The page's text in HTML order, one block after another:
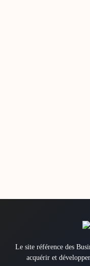
Le site référence des
acquérir et